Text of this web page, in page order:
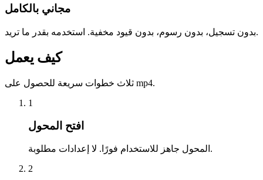
مجاني بالكامل
بدون تسجيل، بدون رسوم، بدون قيود مخفية. استخدمه بقدر ما تريد.
كيف يعمل
ثلاث خطوات سريعة للحصول على mp4.
1
افتح المحول
المحول جاهز للاستخدام فورًا. لا إعدادات مطلوبة.
2